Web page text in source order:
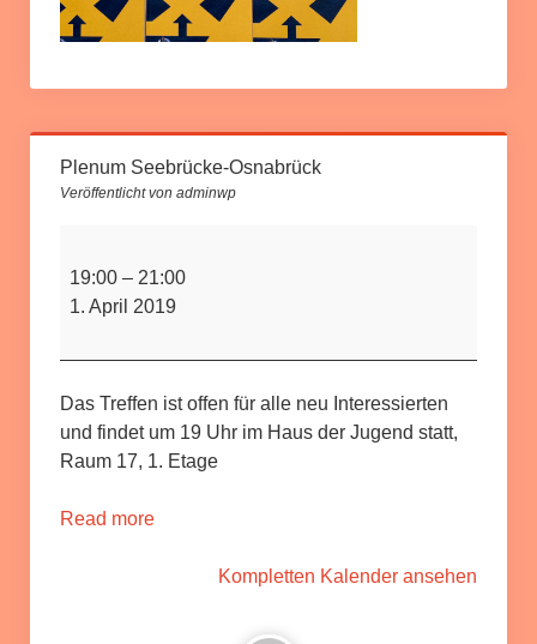
Plenum Seebrücke-Osnabrück
Veröffentlicht von adminwp
Seebrücke-
Osnabrück
19:00 – 21:00
1. April 2019
Das Treffen ist offen für alle neu Interessierten
und findet um 19 Uhr im Haus der Jugend statt,
Raum 17, 1. Etage
Read more
Kompletten Kalender ansehen